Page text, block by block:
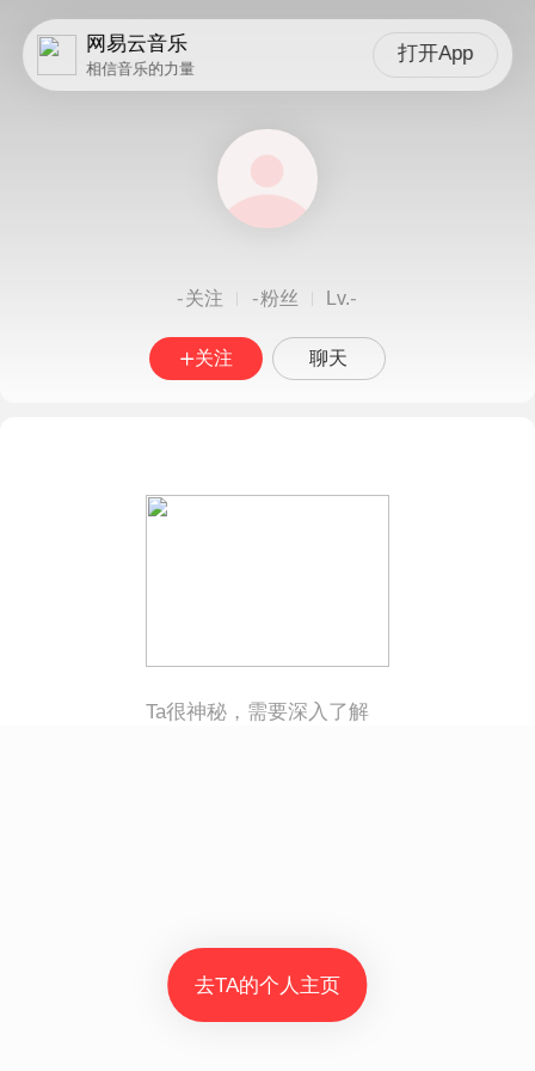
网易云音乐
相信音乐的力量
打开App
-关注 -粉丝 Lv.-
关注 聊天
Ta很神秘，需要深入了解
去TA的个人主页